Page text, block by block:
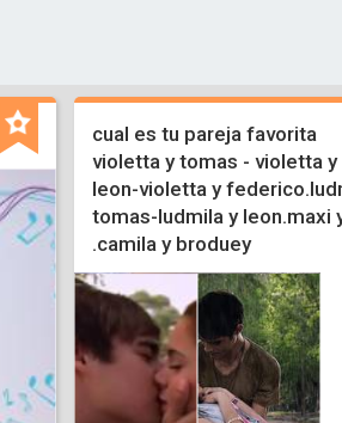
cual es tu pareja favorita
violetta y tomas - violetta y
leon-violetta y
tomas-ludmila y leon.maxi
.camila y broduey